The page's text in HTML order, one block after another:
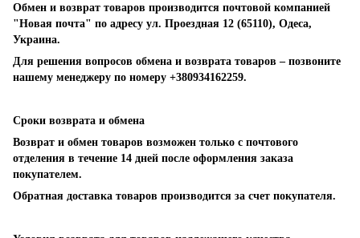
Обмен и возврат товаров производится почтовой компанией
"Новая почта" по адресу ул. Проездная 12 (65110), Одеса,
Украина.
Для решения вопросов обмена и возврата товаров – позвоните
нашему менеджеру по номеру +380934162259.
Сроки возврата и обмена
Возврат и обмен товаров возможен только с почтового
отделения в течение 14 дней после оформления заказа
покупателем.
Обратная доставка товаров производится за счет покупателя.